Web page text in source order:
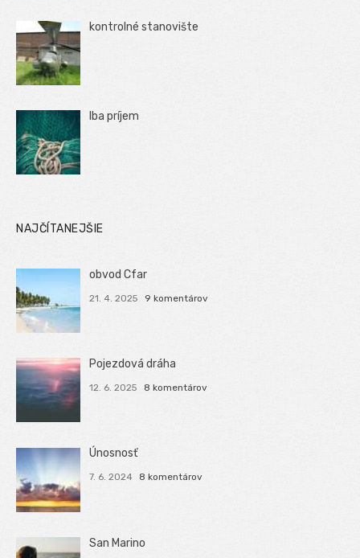
kontrolné stanovište
Iba príjem
NAJČÍTANEJŠIE
obvod Cfar
21. 4. 2025 9 komentárov
Pojezdová dráha
12. 6. 2025 8 komentárov
Únosnosť
7. 6. 2024 8 komentárov
San Marino